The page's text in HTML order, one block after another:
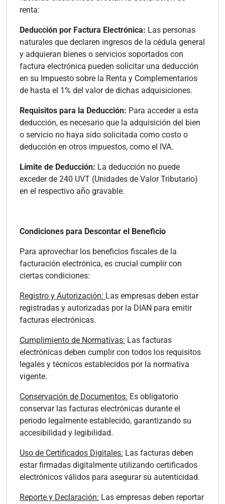
renta:
Deducción por Factura Electrónica: Las personas
naturales que declaren ingresos de la cédula general
y adquieran bienes o servicios soportados con
factura electrónica pueden solicitar una deducción
en su Impuesto sobre la Renta y Complementarios
de hasta el 1% del valor de dichas adquisiciones.
Requisitos para la Deducción: Para acceder a esta
deducción, es necesario que la adquisición del bien
o servicio no haya sido solicitada como costo o
deducción en otros impuestos, como el IVA.
Límite de Deducción: La deducción no puede
exceder de 240 UVT (Unidades de Valor Tributario)
en el respectivo año gravable.
Condiciones para Descontar el Beneficio
Para aprovechar los beneficios fiscales de la
facturación electrónica, es crucial cumplir con
ciertas condiciones:
Registro y Autorización: Las empresas deben estar
registradas y autorizadas por la DIAN para emitir
facturas electrónicas.
Cumplimiento de Normativas: Las facturas
electrónicas deben cumplir con todos los requisitos
legales y técnicos establecidos por la normativa
vigente.
Conservación de Documentos: Es obligatorio
conservar las facturas electrónicas durante el
periodo legalmente establecido, garantizando su
accesibilidad y legibilidad.
Uso de Certificados Digitales: Las facturas deben
estar firmadas digitalmente utilizando certificados
electrónicos válidos para asegurar su autenticidad.
Reporte y Declaración: Las empresas deben reportar